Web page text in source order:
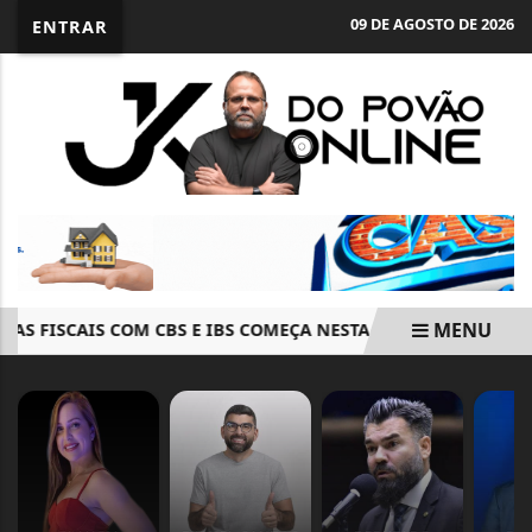
ENTRAR 09 DE AGOSTO DE 2026
FISCAIS COM CBS E IBS COMEÇA NESTA SEGUNDA-FEIRA
MENU